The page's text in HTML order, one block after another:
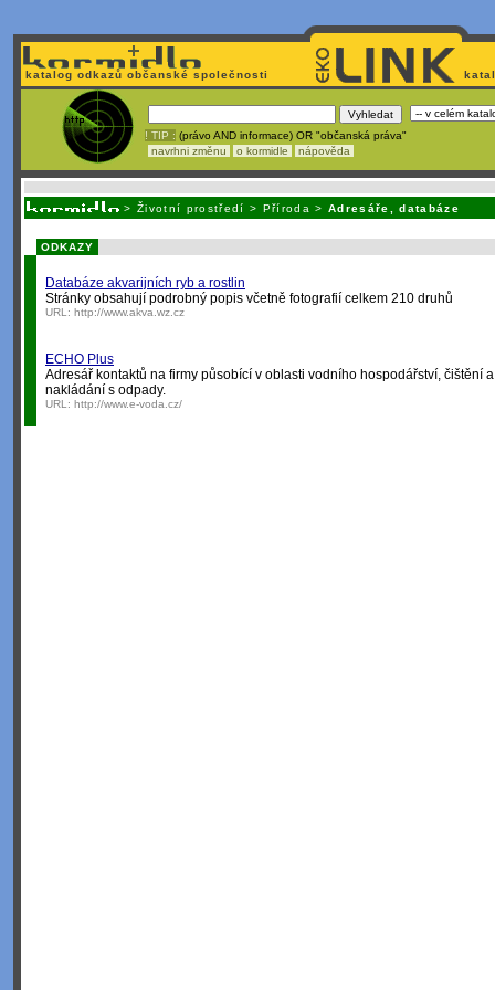
katalog odkazů občanské společnosti
! TIP : (právo AND informace) OR "občanská práva"
navrhni změnu
o kormidle nápověda
> Životní prostředí > Příroda >Adresáře, databáze
ODKAZY
Databáze akvarijních ryb a rostlin
Stránky obsahují podrobný popis včetně fotografií celkem 210 druhů
URL: http://www.akva.wz.cz
ECHO Plus
Adresář kontaktů na firmy působící v oblasti vodního hospodářství, čištění
nakládání s odpady.
URL: http://www.e-voda.cz/